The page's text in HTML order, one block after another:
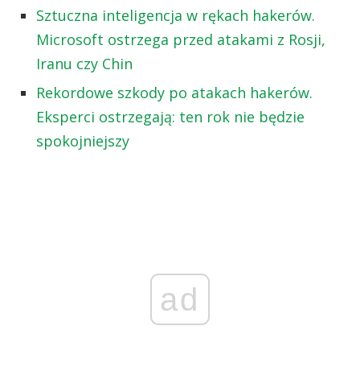
Sztuczna inteligencja w rękach hakerów.
Microsoft ostrzega przed atakami z Rosji,
Iranu czy Chin
Rekordowe szkody po atakach hakerów.
Eksperci ostrzegają: ten rok nie będzie
spokojniejszy
ad